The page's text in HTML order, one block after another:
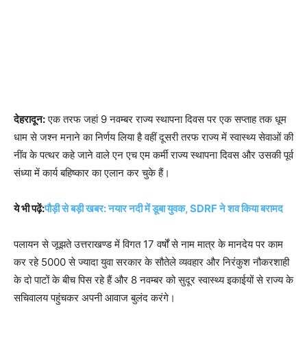
देहरादून:एक तरफ जहां 9 नवम्बर राज्य स्थापना दिवस पर एक सप्ताह तक धूम
धाम से जश्न मनाने का निर्णय लिया है वहीं दूसरी तरफ राज्य में स्वास्थ्य सेवाओं की
नींव के पत्थर कहे जाने वाले एन एच एम कर्मी राज्य स्थापना दिवस और उसकी पूर्व
संध्या में कार्य बहिष्कार का एलान कर चुके हैं।
ये भी पढ़ें:पौड़ी से बड़ी खबर: नयार नदी में डूबा युवक, SDRF ने शव किया बरामद
पलायन से जूझते उत्तराखण्ड में विगत 17 वर्षों से नाम मात्र के मानदेय पर काम
कर रहे 5000 से ज्यादा युवा सरकार के सौतेले व्यवहार और निरंकुश नौकरशाही
के दो पाटों के बीच पिस रहे हैं और 8 नवम्बर को सुदूर स्वास्थ्य इकाईयों से राज्य के
सचिवालय पहुंचकर अपनी आवाज बुलंद करंगे।